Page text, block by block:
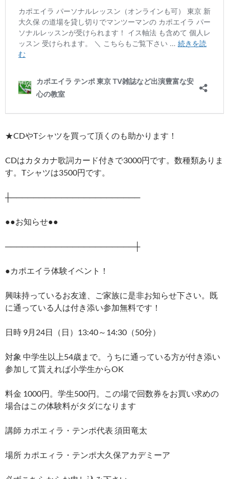
★CDやTシャツを買って頂くのも助かります！
CDはカタカナ歌詞カード付きで3000円です。数種類ありま
す。Tシャツは3500円です。
┼───────────────────────
●●お知らせ●●
───────────────────────┼
●カポエイラ体験イベント！
興味持っているお友達、ご家族に是非お知らせ下さい。既
に通っている人は付き添い参加無料です！
日時 9月24日（日）13:40～14:30（50分）
対象 中学生以上54歳まで。うちに通っている方が付き添い
参加して貰えれば小学生からOK
料金 1000円。学生500円。この場で回数券をお買い求めの
場合はこの体験料がタダになります
講師 カポエィラ・テンポ代表 須田竜太
場所 カポエィラ・テンポ大久保アカデミーア